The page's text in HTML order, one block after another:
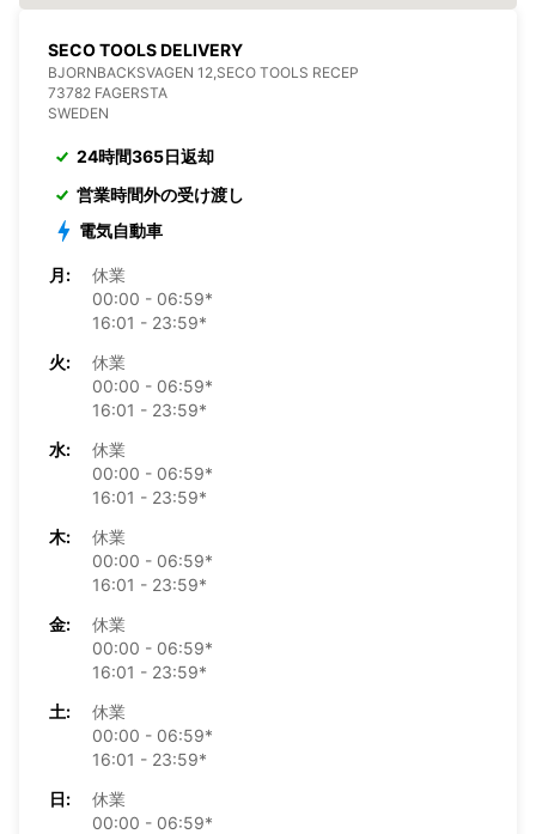
SECO TOOLS DELIVERY
BJORNBACKSVAGEN 12,SECO TOOLS RECEP
73782 FAGERSTA
SWEDEN
24時間365日返却
営業時間外の受け渡し
電気自動車
月:
休業
00:00 - 06:59*
16:01 - 23:59*
火:
休業
00:00 - 06:59*
16:01 - 23:59*
水:
休業
00:00 - 06:59*
16:01 - 23:59*
木:
休業
00:00 - 06:59*
16:01 - 23:59*
金:
休業
00:00 - 06:59*
16:01 - 23:59*
土:
休業
00:00 - 06:59*
16:01 - 23:59*
日:
休業
00:00 - 06:59*